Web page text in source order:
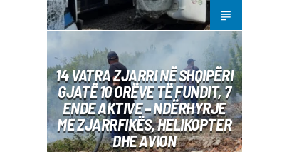
14 VATRA ZJARRI NË SHQIPËRI
GJATË 10 ORËVE TË FUNDIT, 7
ENDE AKTIVE – NDËRHYRJE
ME ZJARRFIKËS, HELIKOPTER
DHE AVION